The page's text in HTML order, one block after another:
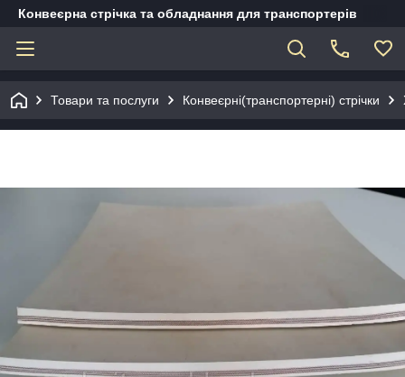
Конвеєрна стрічка та обладнання для транспортерів
Товари та послуги Конвеєрні(транспортерні) стрічки